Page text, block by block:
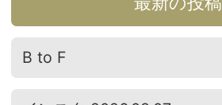
B to F